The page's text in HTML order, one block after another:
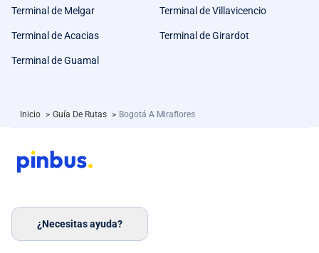
Terminal de Melgar Terminal de Villavicencio
Terminal de Acacias Terminal de Girardot
Terminal de Guamal
Inicio > Guía De Rutas > Bogotá A Miraflores
¿Necesitas ayuda?